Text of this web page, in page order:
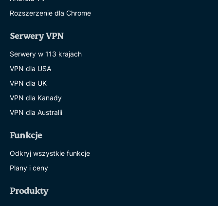
Rozszerzenie dla Chrome
Serwery VPN
Serwery w 113 krajach
VPN dla USA
VPN dla UK
VPN dla Kanady
VPN dla Australii
Funkcje
Odkryj wszystkie funkcje
Plany i ceny
Produkty